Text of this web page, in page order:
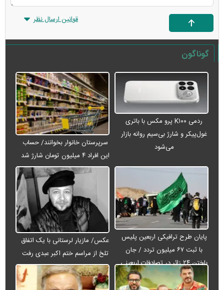
قوانین ارسال نظر
گوناگون
ردمی K۱۰۰ پرو مکس با باتری
غول‌پیکر و شارژ بی‌سیم روانه بازار
می‌شود
سرپرستان خانوار بخوانند/ حساب
این افراد ۴ میلیون تومان شارژ شد
پایان طرح ترافیکی اربعین پلیس
با ثبت ۶۷ میلیون تردد / جان
باختن ۲۴ زائر در تصادفات اربعینی
عکس/ مازیار لرستانی با یک اتفاق
تلخ از مراسم ختم اکبر عبدی رفت